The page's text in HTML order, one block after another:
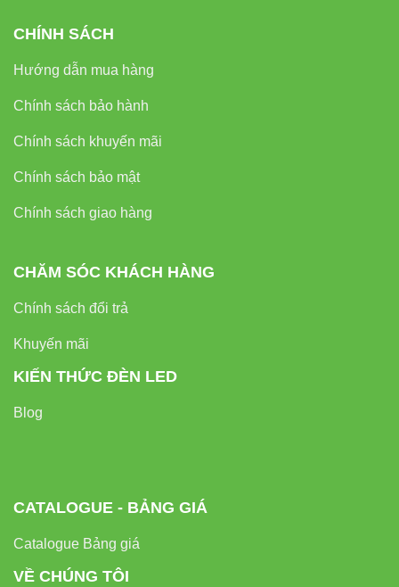
CHÍNH SÁCH
Hướng dẫn mua hàng
Chính sách bảo hành
Chính sách khuyến mãi
Chính sách bảo mật
Chính sách giao hàng
CHĂM SÓC KHÁCH HÀNG
Chính sách đổi trả
Khuyến mãi
KIẾN THỨC ĐÈN LED
Blog
CATALOGUE - BẢNG GIÁ
Catalogue Bảng giá
VỀ CHÚNG TÔI